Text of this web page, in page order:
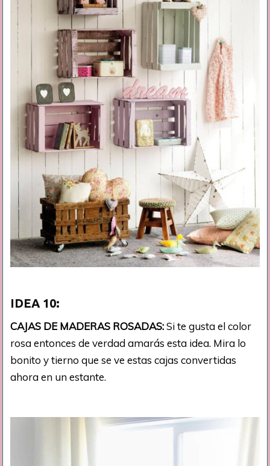
IDEA 10:
CAJAS DE MADERAS ROSADAS:Si te gusta el color
rosa entonces de verdad amarás esta idea. Mira lo
bonito y tierno que se ve estas cajas convertidas
ahora en un estante.